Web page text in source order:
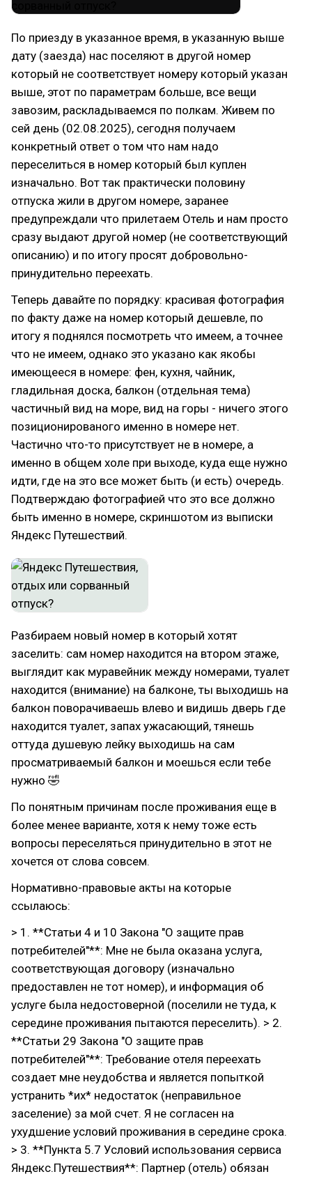
По приезду в указанное время, в указанную выше
дату (заезда) нас поселяют в другой номер
который не соответствует номеру который указан
выше, этот по параметрам больше, все вещи
завозим, раскладываемся по полкам. Живем по
сей день (02.08.2025), сегодня получаем
конкретный ответ о том что нам надо
переселиться в номер который был куплен
изначально. Вот так практически половину
отпуска жили в другом номере, заранее
предупреждали что прилетаем Отель и нам просто
сразу выдают другой номер (не соответствующий
описанию) и по итогу просят добровольно-
принудительно переехать.
Теперь давайте по порядку: красивая фотография
по факту даже на номер который дешевле, по
итогу я поднялся посмотреть что имеем, а точнее
что не имеем, однако это указано как якобы
имеющееся в номере: фен, кухня, чайник,
гладильная доска, балкон (отдельная тема)
частичный вид на море, вид на горы - ничего этого
позиционированого именно в номере нет.
Частично что-то присутствует не в номере, а
именно в общем холе при выходе, куда еще нужно
идти, где на это все может быть (и есть) очередь.
Подтверждаю фотографией что это все должно
быть именно в номере, скриншотом из выписки
Яндекс Путешествий.
Разбираем новый номер в который хотят
заселить: сам номер находится на втором этаже,
выглядит как муравейник между номерами, туалет
находится (внимание) на балконе, ты выходишь на
балкон поворачиваешь влево и видишь дверь где
находится туалет, запах ужасающий, тянешь
оттуда душевую лейку выходишь на сам
просматриваемый балкон и моешься если тебе
нужно 🤣
По понятным причинам после проживания еще в
более менее варианте, хотя к нему тоже есть
вопросы переселяться принудительно в этот не
хочется от слова совсем.
Нормативно-правовые акты на которые
ссылаюсь:
> 1. **Статьи 4 и 10 Закона "О защите прав
потребителей"**: Мне не была оказана услуга,
соответствующая договору (изначально
предоставлен не тот номер), и информация об
услуге была недостоверной (поселили не туда, к
середине проживания пытаются переселить). > 2.
**Статьи 29 Закона "О защите прав
потребителей"**: Требование отеля переехать
создает мне неудобства и является попыткой
устранить *их* недостаток (неправильное
заселение) за мой счет. Я не согласен на
ухудшение условий проживания в середине срока.
> 3. **Пункта 5.7 Условий использования сервиса
Яндекс.Путешествия**: Партнер (отель) обязан